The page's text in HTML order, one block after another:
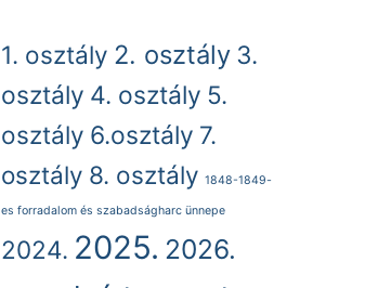
1. osztály 2. osztály 3.
osztály 4. osztály 5.
osztály 6.osztály 7.
osztály 8. osztály 1848-1849-
es forradalom és szabadságharc ünnepe
2024. 2025. 2026.